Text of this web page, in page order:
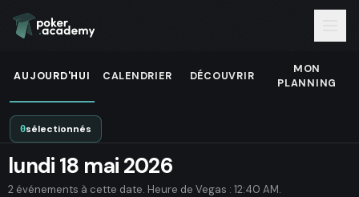
AUJOURD'HUI CALENDRIER DÉCOUVRIR
MON
PLANNING
0sélectionnés
lundi 18 mai 2026
2 événements à cette date. Heure de Vegas : 12:40 AM.